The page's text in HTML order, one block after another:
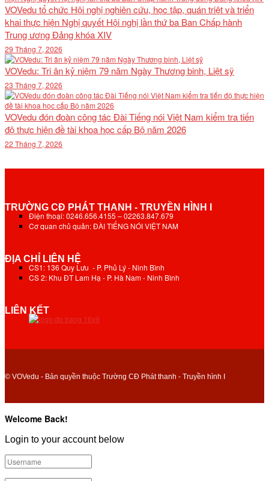
VOVedu tổ chức Hội nghị nghiên cứu, học tập, quán triệt và triển
khai thực hiện Nghị quyết Hội nghị lần thứ ba Ban Chấp hành
Trung ương Đảng khóa XIV
29 Tháng 7, 2026
VOVedu: Tri ân kỷ niệm 79 năm Ngày Thương binh, Liệt sỹ
23 Tháng 7, 2026
VOVedu đón đoàn công tác Đài Tiếng nói Việt Nam kiểm tra tiến
độ thực hiện đề tài khoa học cấp Bộ năm 2026
22 Tháng 7, 2026
TRƯỜNG CĐ PHÁT THANH - TRUYỀN HÌNH I
Điện thoại: 0246.656.4155 – 02263.847.679
Cơ quan chủ quản: ĐÀI TIẾNG NÓI VIỆT NAM
ĐỊA CHỈ LIÊN HỆ
CS1: 136 Quy Lưu - P. Phủ Lý - Ninh Bình
CS 2: Khu ĐT Lam Hạ - P. Hà Nam - Ninh Bình
LIÊN KẾT
© VOVedu - Bản quyền thuộc Trường CĐ Phát thanh - Truyền hình I
Welcome Back!
Login to your account below